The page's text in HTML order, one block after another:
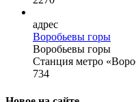
адрес
Воробьевы горы
Воробьевы горы
Станция метро
734